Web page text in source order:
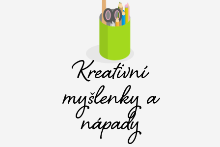
Kreativní
myšlenky a
nápady